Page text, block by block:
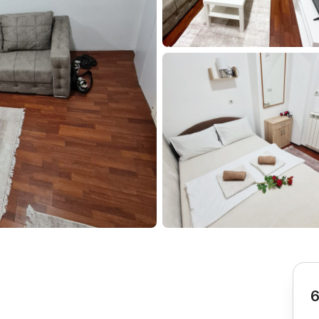
Nova Varoš Valjevo
Pirot
Pazar Zrenjanin Vršac
Milanovac Raška Leskovac
Požarevac Senta
Požega
Sremska
Mitrovica
Ljubovija
Topola Bela Crkva Negotin